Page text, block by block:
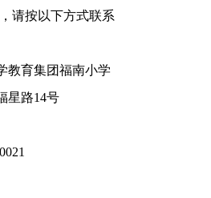
请按以下方式联系
教育集团福南小学
星路14号